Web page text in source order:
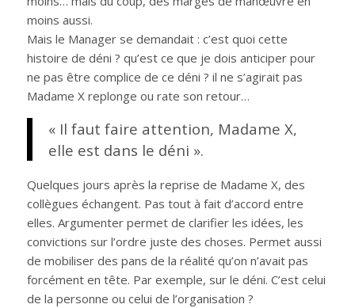
moins aussi.
Mais le Manager se demandait : c’est quoi cette
histoire de déni ? qu’est ce que je dois anticiper pour
ne pas être complice de ce déni ? il ne s’agirait pas
Madame X replonge ou rate son retour…
« Il faut faire attention, Madame X,
elle est dans le déni ».
Quelques jours après la reprise de Madame X, des
collègues échangent. Pas tout à fait d’accord entre
elles. Argumenter permet de clarifier les idées, les
convictions sur l’ordre juste des choses. Permet aussi
de mobiliser des pans de la réalité qu’on n’avait pas
forcément en tête. Par exemple, sur le déni. C’est celui
de la personne ou celui de l’organisation ?